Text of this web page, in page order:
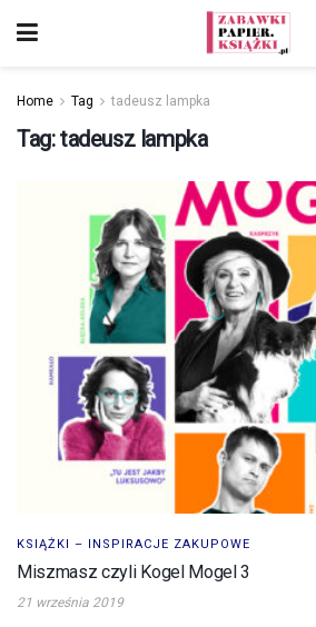
Home Tag tadeusz lampka
Tag:tadeusz lampka
KSIĄŻKI – INSPIRACJE ZAKUPOWE
Miszmasz czyli Kogel Mogel 3
21 września 2019